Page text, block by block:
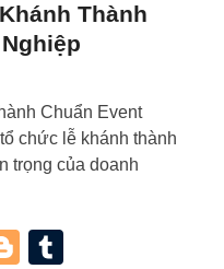
Thành
Chuẩn Event
chức lễ khánh thành
trọng của doanh
Blogger